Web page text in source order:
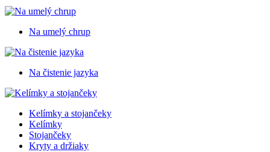
Na umelý chrup
Na čistenie jazyka
Kelímky a stojančeky
Kelímky
Stojančeky
Kryty a držiaky